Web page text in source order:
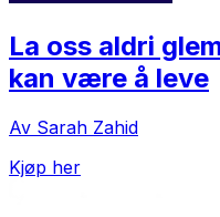
La oss aldri
kan være å leve
Av Sarah Zahid
Kjøp her